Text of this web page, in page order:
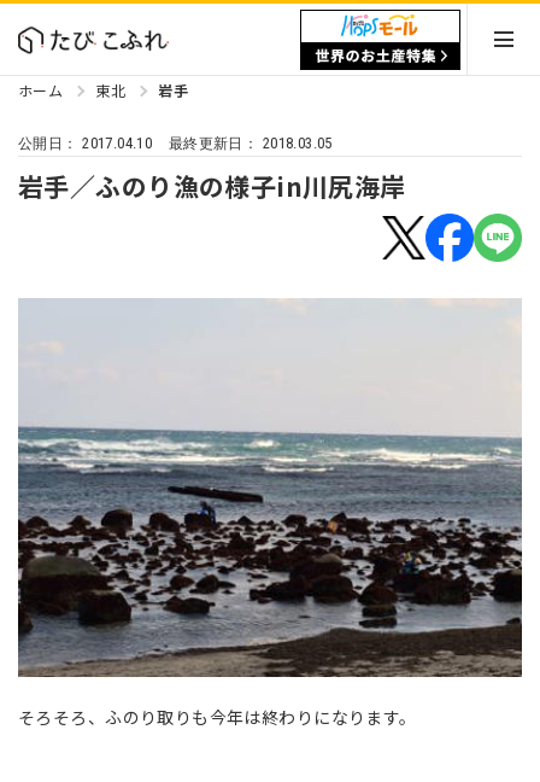
ホーム 東北 岩手
公開日：2017.04.10 最終更新日： 2018.03.05
岩手／ふのり漁の様子in川尻海岸
そろそろ、ふのり取りも今年は終わりになります。